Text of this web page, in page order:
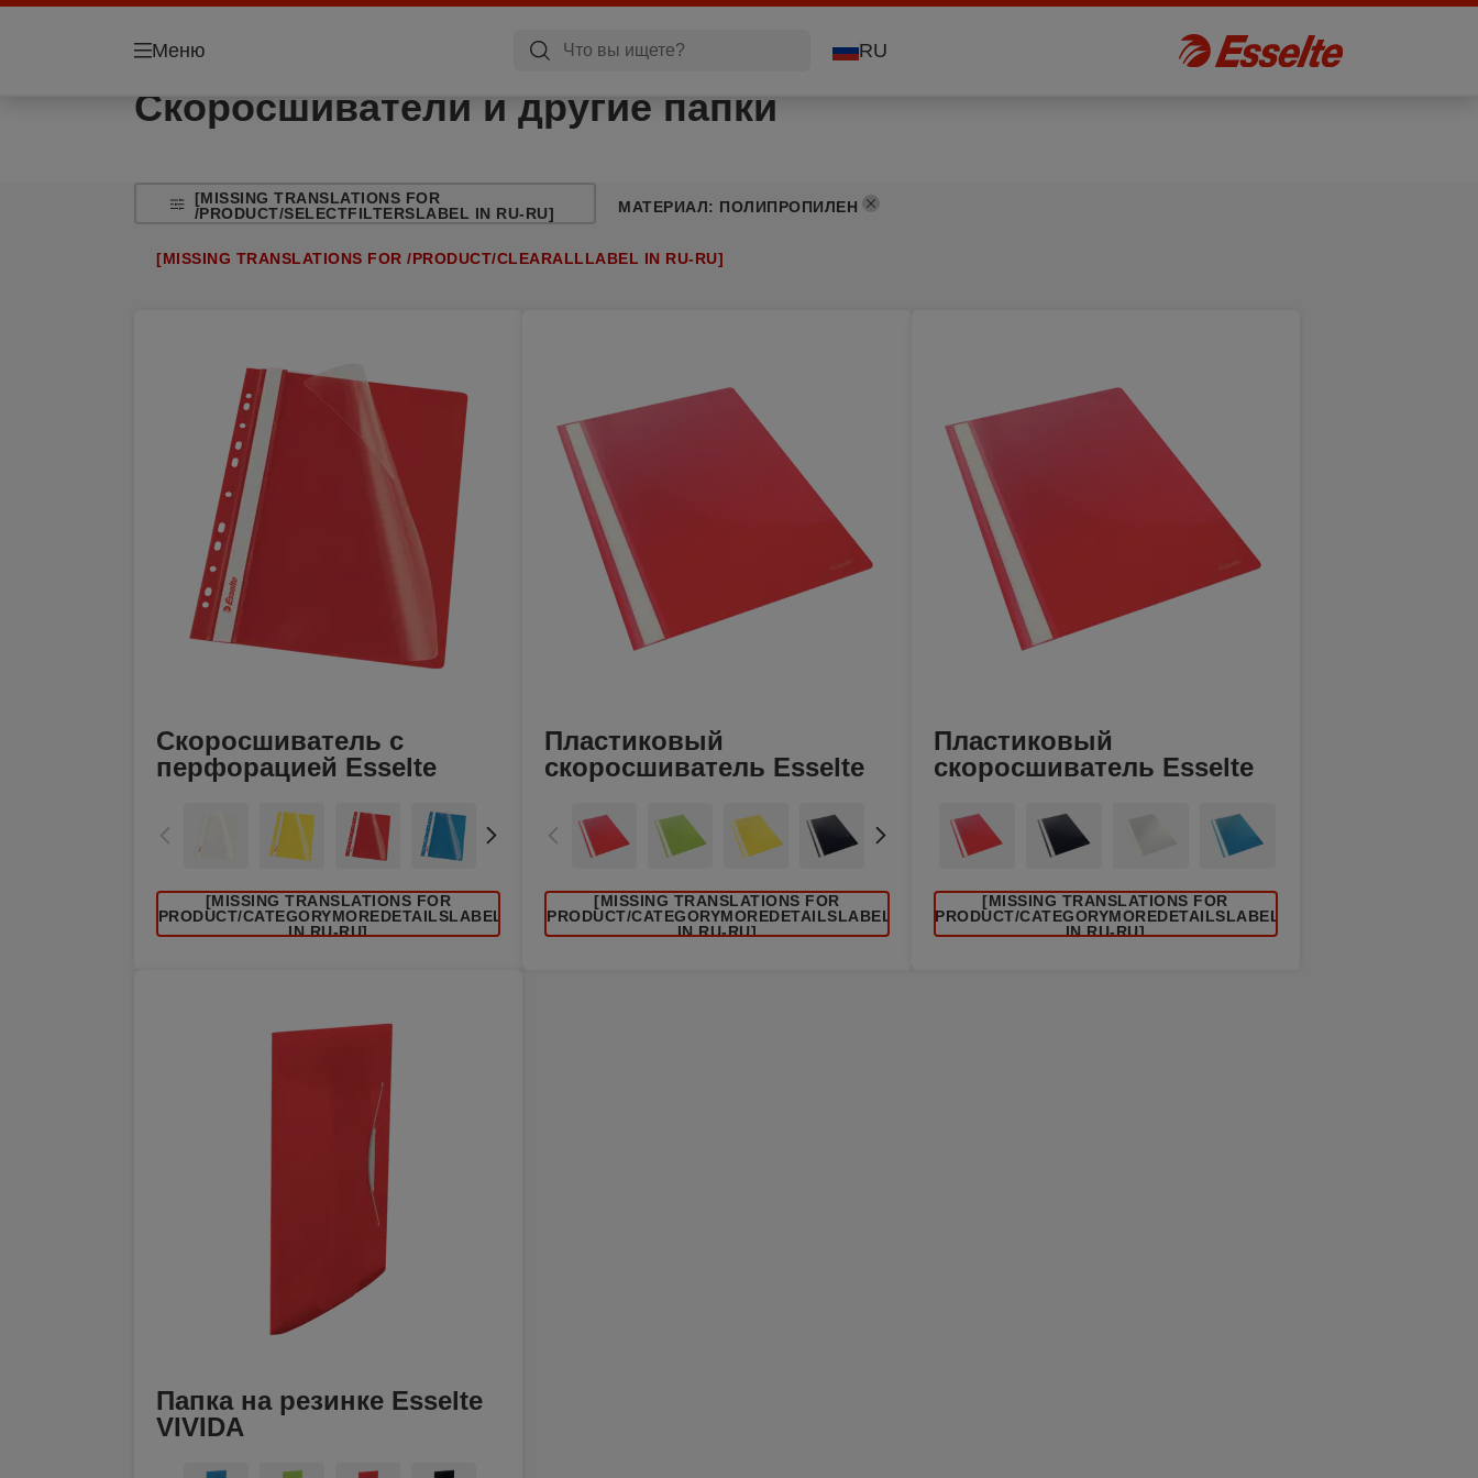
Меню RU
Скоросшиватели и другие папки
[MISSING TRANSLATIONS FOR
/PRODUCT/SELECTFILTERSLABEL IN RU-RU]
МАТЕРИАЛ: ПОЛИПРОПИЛЕН
[MISSING TRANSLATIONS FOR /PRODUCT/CLEARALLLABEL IN RU-RU]
Скоросшиватель с
перфорацией Esselte
[MISSING TRANSLATIONS FOR
/PRODUCT/CATEGORYMOREDETAILSLABEL
IN RU-RU]
Пластиковый
скоросшиватель Esselte
[MISSING TRANSLATIONS FOR
/PRODUCT/CATEGORYMOREDETAILSLABEL
IN RU-RU]
Пластиковый
скоросшиватель Esselte
[MISSING TRANSLATIONS FOR
/PRODUCT/CATEGORYMOREDETAILSLABEL
IN RU-RU]
Папка на резинке Esselte
VIVIDA